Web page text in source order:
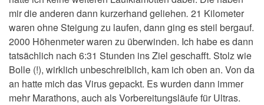
mir die anderen dann kurzerhand geliehen. 21 Kilometer
waren ohne Steigung zu laufen, dann ging es steil bergauf.
2000 Höhenmeter waren zu überwinden. Ich habe es dann
tatsächlich nach 6:31 Stunden ins Ziel geschafft. Stolz wie
Bolle (!), wirklich unbeschreiblich, kam ich oben an. Von da
an hatte mich das Virus gepackt. Es wurden dann immer
mehr Marathons, auch als Vorbereitungsläufe für Ultras.